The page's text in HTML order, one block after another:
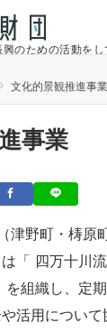
のための活動をし
文化的景観推進事業
事業
津野町・梼原
「 四万十川
組織し、定
活用について